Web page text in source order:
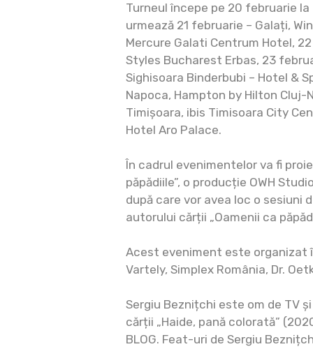
Turneul începe pe 20 februarie
urmează 21 februarie – Galați,
Mercure Galati Centrum Hotel,
Styles Bucharest Erbas, 23
Sighisoara Binderbubi – Hotel &
Napoca, Hampton by Hilton Cluj-
Timișoara, ibis Timisoara City
Hotel Aro Palace.
În cadrul evenimentelor va fi
păpădiile”, o producție OWH
după care vor avea loc o
autorului cărții „Oamenii ca
Acest eveniment este organizat
Vartely, Simplex România, Dr.
Sergiu Beznițchi este om de TV
cărții „Haide, pană colorată”
BLOG. Feat-uri de Sergiu